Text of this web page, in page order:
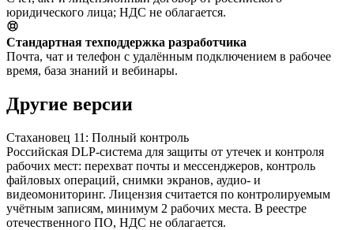
юридического лица; НДС не облагается.
Стандартная техподдержка разработчика
Почта, чат и телефон с удалённым подключением в рабочее
время, база знаний и вебинары.
Другие версии
Стахановец 11: Полный контроль
Российская DLP-система для защиты от утечек и контроля
рабочих мест: перехват почты и мессенджеров, контроль
файловых операций, снимки экранов, аудио- и
видеомониторинг. Лицензия считается по контролируемым
учётным записям, минимум 2 рабочих места. В реестре
отечественного ПО, НДС не облагается.